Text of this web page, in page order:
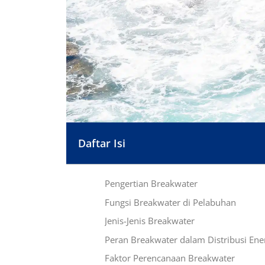
Daftar Isi
Pengertian Breakwater
Fungsi Breakwater di Pelabuhan
Jenis-Jenis Breakwater
Peran Breakwater dalam Distribusi
Faktor Perencanaan Breakwater